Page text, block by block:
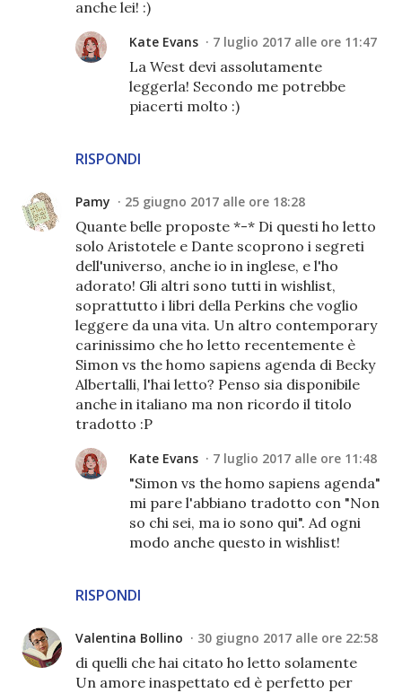
anche lei! :)
RISPONDI
Kate Evans 7 luglio 2017 alle ore 11:47
La West devi assolutamente
leggerla! Secondo me potrebbe
piacerti molto :)
Pamy 25 giugno 2017 alle ore 18:28
Quante belle proposte *-* Di questi ho letto
solo Aristotele e Dante scoprono i segreti
dell'universo, anche io in inglese, e l'ho
adorato! Gli altri sono tutti in wishlist,
soprattutto i libri della Perkins che voglio
leggere da una vita. Un altro contemporary
carinissimo che ho letto recentemente è
Simon vs the homo sapiens agenda di Becky
Albertalli, l'hai letto? Penso sia disponibile
anche in italiano ma non ricordo il titolo
tradotto :P
RISPONDI
Kate Evans 7 luglio 2017 alle ore 11:48
"Simon vs the homo sapiens agenda"
mi pare l'abbiano tradotto con "Non
so chi sei, ma io sono qui". Ad ogni
modo anche questo in wishlist!
Valentina Bollino 30 giugno 2017 alle ore 22:58
di quelli che hai citato ho letto solamente
Un amore inaspettato ed è perfetto per